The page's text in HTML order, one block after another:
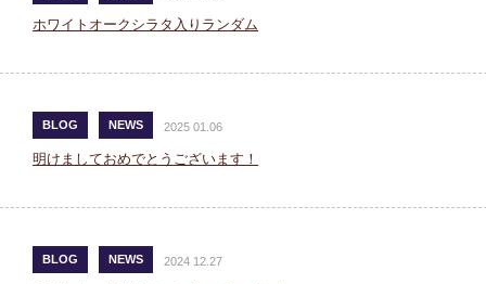
ホワイトオークシラタ入りランダム
BLOG NEWS 2025 01.06
明けましておめでとうございます！
BLOG NEWS 2024 12.27